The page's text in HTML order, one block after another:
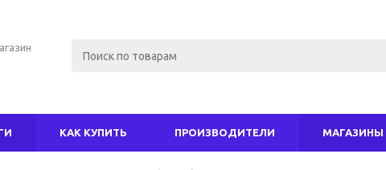
КАК КУПИТЬ ПРОИЗВОДИТЕЛИ МАГАЗИНЫ